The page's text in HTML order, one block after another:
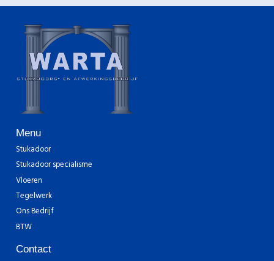
Menu
Stukadoor
Stukadoor specialisme
Vloeren
Tegelwerk
Ons Bedrijf
BTW
Contact